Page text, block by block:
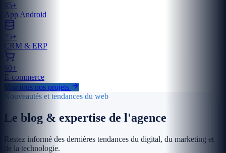
45+
App Android
25+
CRM & ERP
60+
E-commerce
Voir tous nos projets
Nouveautés et tendances du web
Le blog & expertise de l'agence
Restez informé des dernières tendances du digital, du marketing et
de la technologie.